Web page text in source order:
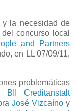
y la necesidad de
concurso local
and Partners
en LL 07/09/11,
problemáticas
BII Creditanstalt
José Vizcaíno y